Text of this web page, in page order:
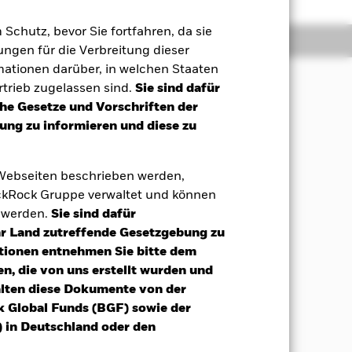
bevor Sie fortfahren, da sie
für die Verbreitung dieser
darüber, in welchen Staaten
zugelassen sind. Sie sind dafür
Gesetze und Vorschriften der
zu informieren und diese zu
beschrieben werden,
Gruppe verwaltet und können
Sie sind dafür
zutreffende Gesetzgebung zu
entnehmen Sie bitte dem
die von uns erstellt wurden und
diese Dokumente von der
Funds (BGF) sowie der
Deutschland oder den
Unterlagen
der Rendite aus Ihrer
und Entwicklung) von
Teil ihrer Geschäftstätigkeit
bezogenen
oder kein Kredit-Rating
bezogene Wertpapiere
zugrunde liegenden
Marktrisiko ausgesetzt ist, das